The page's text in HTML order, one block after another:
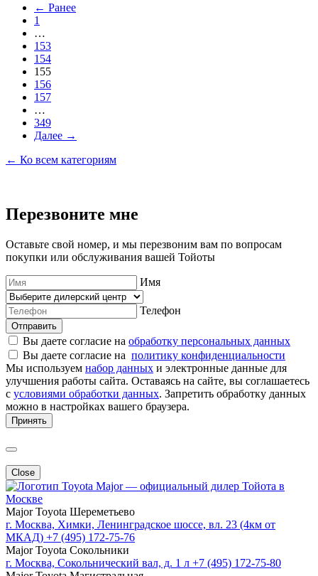
← Ранее
1
…
153
154
155
156
157
…
349
Далее →
← Ко всем категориям
Перезвоните мне
Оставьте свой номер, и мы перезвоним вам по вопросам
покупки или обслуживания вашей Тойоты
Имя
Телефон
Отправить
Вы даете согласие на обработку персональных данных
Вы даете согласие на политику конфиденциальности
Мы используем набор данных и электронные данные для
улучшения работы сайта. Оставаясь на сайте, вы соглашаетесь
с условиями обработки данных. Запретить обработку данных
можно в настройках вашего браузера.
Принять
Close
Major — официальный дилер Тойота в
Москве
Major Toyota Шереметьево
г. Москва, Химки, Ленинградское шоссе, вл. 23 (4км от
МКАД) +7 (495) 172-75-76
Major Toyota Сокольники
г. Москва, Сокольнический вал, д. 1 л +7 (495) 172-75-80